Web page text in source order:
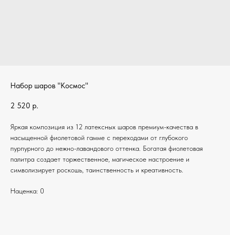
Набор шаров "Космос"
2 520 р.
Яркая композиция из 12 латексных шаров премиум-качества в
насыщенной фиолетовой гамме с переходами от глубокого
пурпурного до нежно-лавандового оттенка. Богатая фиолетовая
палитра создает торжественное, магическое настроение и
символизирует роскошь, таинственность и креативность.
Наценка: 0